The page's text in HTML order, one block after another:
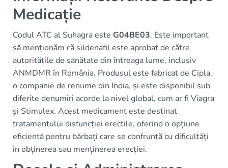
Medicație
Codul ATC al Suhagra este G04BE03. Este important
să menționăm că sildenafil este aprobat de către
autoritățile de sănătate din întreaga lume, inclusiv
ANMDMR în România. Produsul este fabricat de Cipla,
o companie de renume din India, și este disponibil sub
diferite denumiri acorde la nivel global, cum ar fi Viagra
și Stimulex. Acest medicament este destinat
tratamentului disfuncției erectile, oferind o opțiune
eficientă pentru bărbați care se confruntă cu dificultăți
în obținerea sau menținerea erecției.